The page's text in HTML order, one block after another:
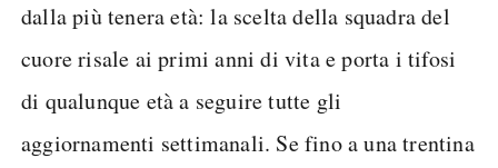
dalla più tenera età: la scelta della squadra del
cuore risale ai primi anni di vita e porta i tifosi
di qualunque età a seguire tutte gli
aggiornamenti settimanali. Se fino a una trentina